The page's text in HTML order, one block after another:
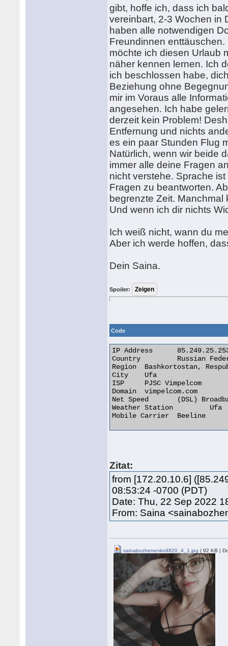
gibt, hoffe ich, dass ich
vereinbart, 2-3 Wochen in
haben alle notwendigen
Freundinnen
möchte ich diesen Urlaub
näher kennen lernen. Ich
ich beschlossen habe,
Beziehung ohne
mir im Voraus alle
angesehen. Ich habe
derzeit kein Problem!
Entfernung und nichts
es ein paar Stunden Flug
Natürlich, wenn wir beide
immer alle deine Fragen
nicht verstehe. Sprache
Fragen zu beantworten.
begrenzte Zeit.
Und wenn ich dir nichts
Ich weiß nicht, wann du
Aber ich werde hoffen,
Dein Saina.
Spoiler:
Code
IP Address 	85.249.25.253
Country 	Russian Federation [RU]
Region 	Bashkortostan, Respublika
City 	Ufa
ISP 	PJSC Vimpelcom
Domain 	vimpelcom.com
Net Speed 	(DSL) Broadband/Cable/Fiber/Mobile
Weather Station 	Ufa
Mobile Carrier 	Beeline
Zitat:
from [172.20.10.6]
08:53:24 -0700 (PDT)
Date: Thu, 22 Sep 2022
From: Saina
sainabozhenenko9820_4_1.jpg ( 92 KB |